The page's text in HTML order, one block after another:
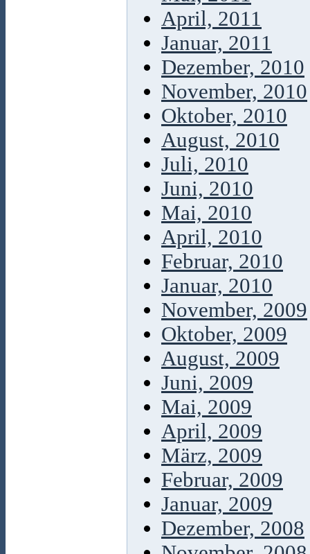
April, 2011
Januar, 2011
Dezember, 2010
November, 2010
Oktober, 2010
August, 2010
Juli, 2010
Juni, 2010
Mai, 2010
April, 2010
Februar, 2010
Januar, 2010
November, 2009
Oktober, 2009
August, 2009
Juni, 2009
Mai, 2009
April, 2009
März, 2009
Februar, 2009
Januar, 2009
Dezember, 2008